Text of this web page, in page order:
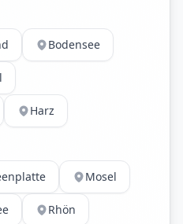
Bodensee
Harz
Mosel
Rhön